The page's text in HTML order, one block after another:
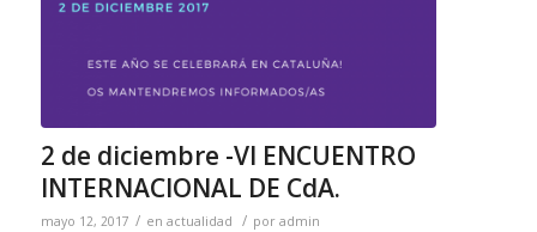
2 de diciembre -VI ENCUENTRO
INTERNACIONAL DE CdA.
mayo 12, 2017 / en actualidad / por admin